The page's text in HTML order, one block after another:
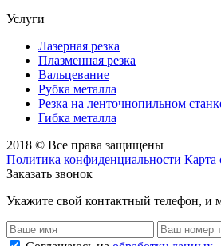
Услуги
Лазерная резка
Плазменная резка
Вальцевание
Рубка металла
Резка на ленточнопильном
Гибка металла
2018 © Все права защищены
Политика конфиденциальности Карта
Заказать звонок
Укажите свой контактный телефон, и